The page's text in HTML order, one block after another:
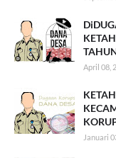
April 08,
Januari